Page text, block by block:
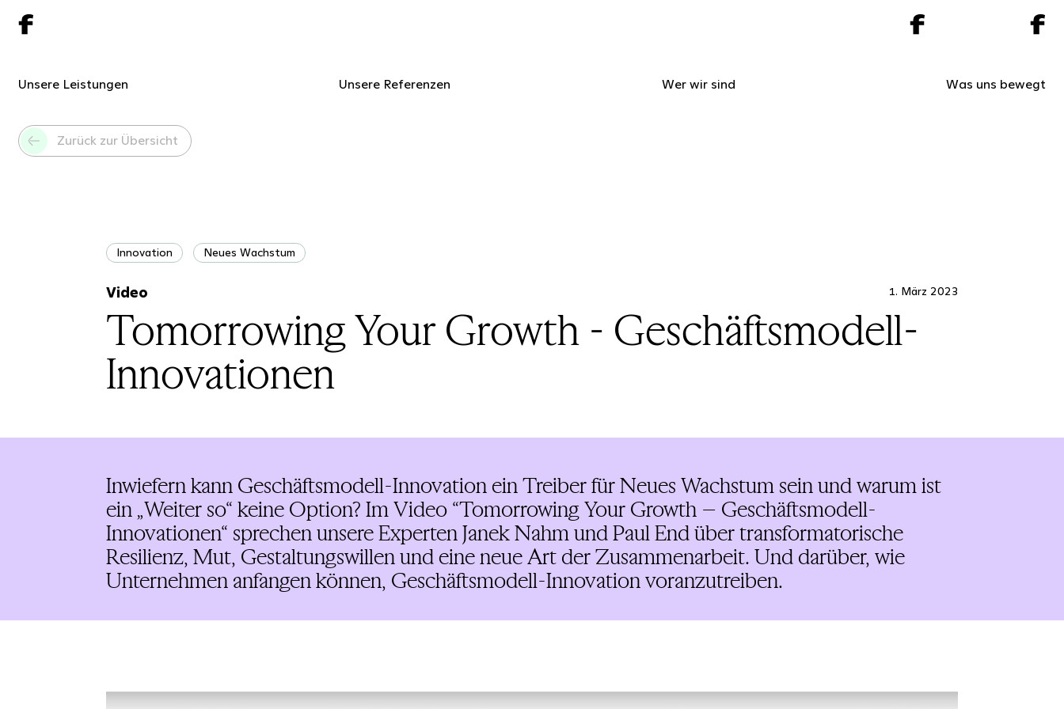
Unsere Leistungen Unsere Referenzen Wer wir sind Was uns bewegt
Zurück zur Übersicht
Innovation Neues Wachstum
Video 1. März 2023
Tomorrowing Your Growth - Geschäftsmodell-
Innovationen
Inwiefern kann Geschäftsmodell-Innovation ein Treiber für Neues Wachstum sein und warum ist
ein „Weiter so“ keine Option? Im Video “Tomorrowing Your Growth – Geschäftsmodell-
Innovationen“ sprechen unsere Experten Janek Nahm und Paul End über transformatorische
Resilienz, Mut, Gestaltungswillen und eine neue Art der Zusammenarbeit. Und darüber, wie
Unternehmen anfangen können, Geschäftsmodell-Innovation voranzutreiben.